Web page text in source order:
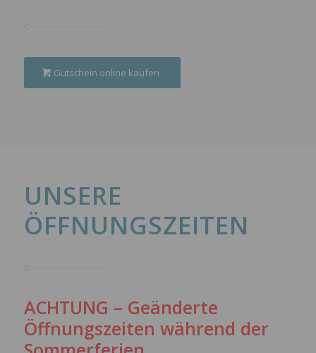
Gutschein online kaufen
UNSERE
ÖFFNUNGSZEITEN
ACHTUNG – Geänderte
Öffnungszeiten während der